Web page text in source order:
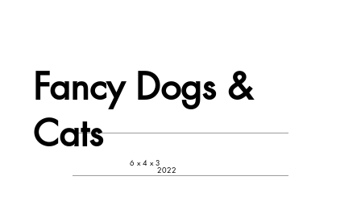
6 x 4 x 3
Fancy Dogs &
Cats
2022